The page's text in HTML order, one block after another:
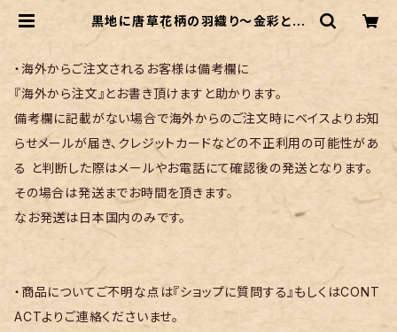
黒地に唐草花柄の羽織り〜金彩と金
・海外からご注文されるお客様は備考欄に
『海外から注文』とお書き頂けますと助かります。
備考欄に記載がない場合で海外からのご注文時にベイスよりお知
らせメールが届き、クレジットカードなどの不正利用の可能性があ
る と判断した際はメールやお電話にて確認後の発送となります。
その場合は発送までお時間を頂きます。
なお発送は日本国内のみです。
・商品についてご不明な点は『ショップに質問する』もしくはCONT
ACTよりご連絡くださいませ。